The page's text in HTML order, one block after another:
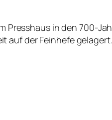
Presshaus in den 700-
auf der Feinhefe